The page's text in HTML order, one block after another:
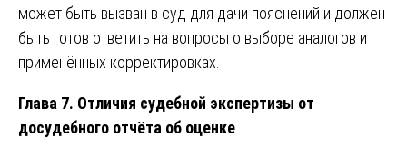
может быть вызван в суд для дачи пояснений и должен
быть готов ответить на вопросы о выборе аналогов и
применённых корректировках.
Глава 7. Отличия судебной экспертизы от
досудебного отчёта об оценке